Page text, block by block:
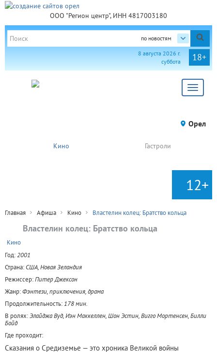
ООО "Регион центр", ИНН 4817003180
по новостям
18+
8 августа 2026 г.
суббота
Toggle
Орел
Кино Гастроли
12+
Главная Афиша Кино Властелин колец: Братство кольца
Властелин колец: Братство кольца
Кино
Год:2001
Страна: США, Новая Зеландия
Режиссер:Питер Джексон
Жанр:Фэнтези, приключения, драма
Продолжительность: 178 мин.
В ролях:Элайджа Вуд, Иэн Маккеллен, Шон Эстин, Вигго Мортенсен, Билли
Бойд
Где проходит:
Сказания о Средиземье — это хроника Великой войны